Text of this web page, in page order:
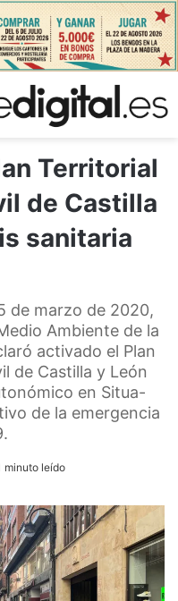
Territorial
de Castilla
sanitaria
de marzo de 2020,
Ambiente de la
activado el Plan
de Castilla y León
en Situa-
de la emergencia
minuto leído